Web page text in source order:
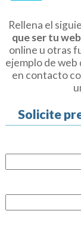
Rellena el
que ser tu web
online u otras
ejemplo de
en contacto
Solicite